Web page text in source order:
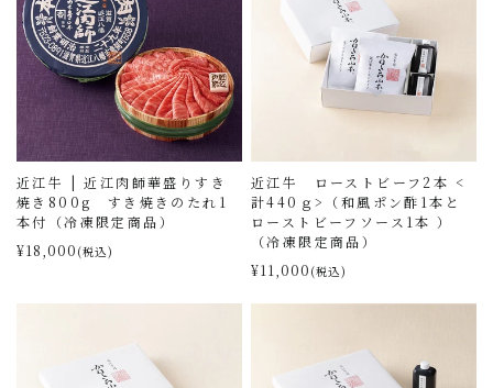
近江牛 | 近江肉師華盛りすき
焼き800g すき焼きのたれ1
本付（冷凍限定商品）
¥18,000 (税込)
近江牛 ローストビーフ2本 <
計440ｇ>（和風ポン酢1本と
ローストビーフソース1本 ）
（冷凍限定商品）
¥11,000 (税込)